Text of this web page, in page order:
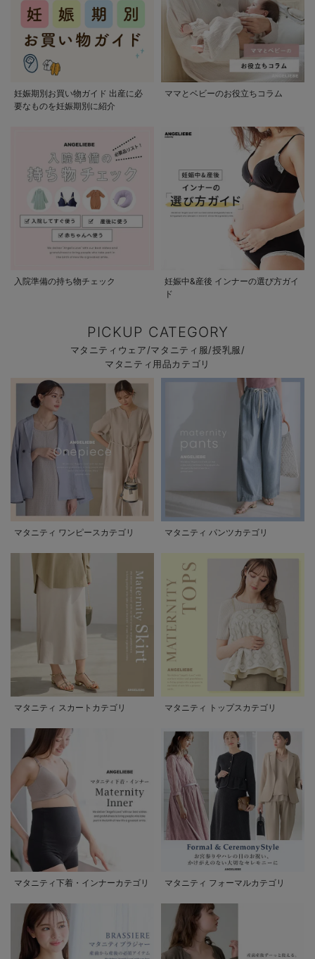
妊娠期別お買い物ガイド 出産に必
要なものを妊娠期別に紹介
ママとベビーのお役立ちコラム
入院準備の持ち物チェック
妊娠中&産後 インナーの選び方ガイ
ド
PICKUP CATEGORY
マタニティウェア/マタニティ服/授乳服/
マタニティ用品カテゴリ
マタニティ ワンピースカテゴリ マタニティ パンツカテゴリ
マタニティ スカートカテゴリ マタニティ トップスカテゴリ
マタニティ下着・インナーカテゴリ マタニティ フォーマルカテゴリ